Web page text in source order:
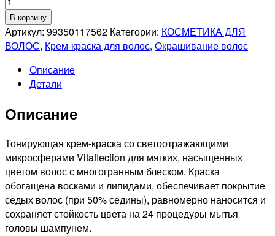
товара
LONDA
PROFESSIONAL
LONDACOLOR
ИНТЕНСИВНОЕ
ПРИЗМАТИЧЕСКИЙ
СЕРЫЙ
,
60мл
В корзину
Артикул: 99350117562 Категории: КОСМЕТИКА ДЛЯ
ВОЛОС, Крем-краска для волос, Окрашивание волос
Описание
Детали
Описание
Тонирующая крем-краска со светоотражающими
микросферами Vitaflection для мягких, насыщенных
цветом волос с многогранным блеском. Краска
обогащена восками и липидами, обеспечивает покрытие
седых волос (при 50% седины), равномерно наносится и
сохраняет стойкость цвета на 24 процедуры мытья
головы шампунем.